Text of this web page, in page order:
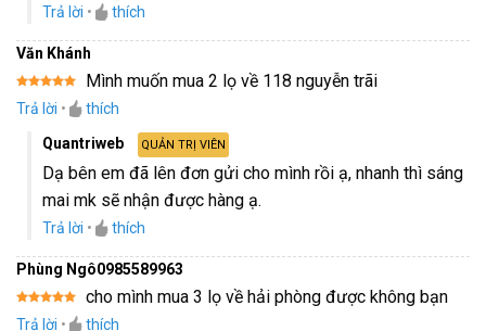
Trả lời • thích
Văn Khánh
Được xếp
hạng5 5
Mình muốn mua 2 lọ về 118 nguyễn trãi
Trả lời •
thích
Quantriweb
QUẢN TRỊ VIÊN
Dạ bên em đã lên đơn gửi cho mình rồi ạ, nhanh thì sáng
mai mk sẽ nhận được hàng ạ.
Trả lời • thích
Phùng Ngô0985589963
Được xếp
hạng5 5
cho mình mua 3 lọ về hải phòng được không bạn
Trả lời •
thích